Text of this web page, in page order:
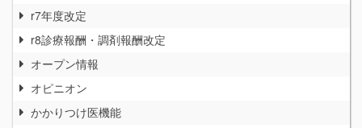
r7年度改定
r8診療報酬・調剤報酬改定
オープン情報
オピニオン
かかりつけ医機能